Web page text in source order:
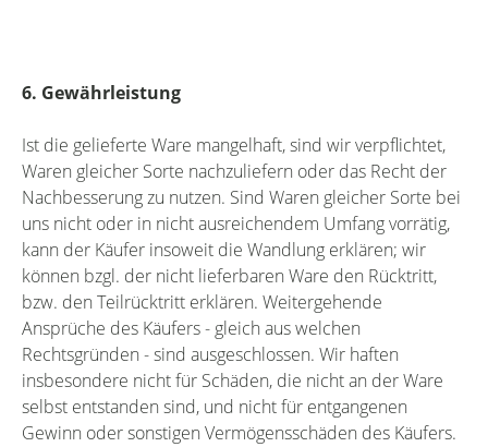
6. Gewährleistung
Ist die gelieferte Ware mangelhaft, sind wir verpflichtet,
Waren gleicher Sorte nachzuliefern oder das Recht der
Nachbesserung zu nutzen. Sind Waren gleicher Sorte bei
uns nicht oder in nicht ausreichendem Umfang vorrätig,
kann der Käufer insoweit die Wandlung erklären; wir
können bzgl. der nicht lieferbaren Ware den Rücktritt,
bzw. den Teilrücktritt erklären. Weitergehende
Ansprüche des Käufers - gleich aus welchen
Rechtsgründen - sind ausgeschlossen. Wir haften
insbesondere nicht für Schäden, die nicht an der Ware
selbst entstanden sind, und nicht für entgangenen
Gewinn oder sonstigen Vermögensschäden des Käufers.